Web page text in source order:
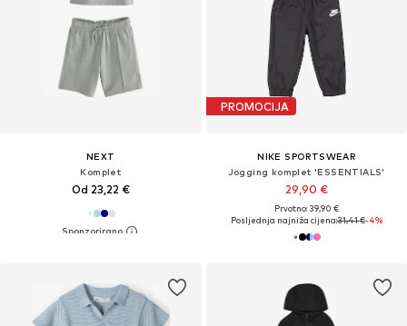
NEXT
Komplet
Od 23,22 €
PROMOCIJA
NIKE SPORTSWEAR
Jogging komplet 'ESSENTIALS'
29,90 €
Prvotno: 39,90 €
Posljednja najniža cijena:31,41 €-4%